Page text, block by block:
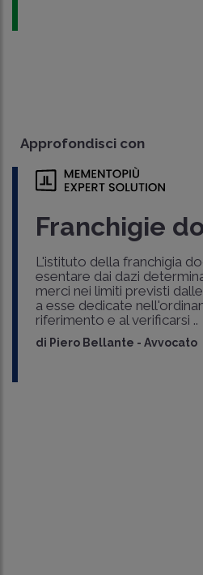
Approfondisci con
Franchigie
L'istituto della franchigia
esentare dai dazi
merci nei limiti previsti
a esse dedicate
riferimento e al verificarsi ..
di Piero Bellante - Avvocato